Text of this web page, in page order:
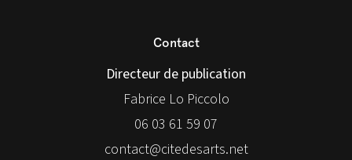
Contact
Directeur de publication
Fabrice Lo Piccolo
06 03 61 59 07
contact@citedesarts.net